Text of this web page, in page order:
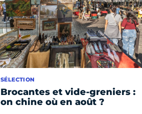
SÉLECTION
Brocantes et vide-greniers :
on chine où en août ?